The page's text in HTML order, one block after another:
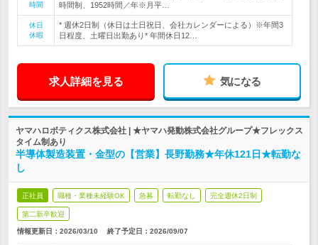
時間
時間制、1952時間／年※月平…
休日
休暇
* 週休2日制（休日は土日祝日、会社カレンダーによる）※年間3
日程度、土曜日出勤あり* 年間休日12…
求人詳細を見る 気になる
ヤマハロボティクス株式会社 | ★ヤマハ発動株式会社グループ★フレックス
タイム制あり
半導体製造装置・金型の【営業】長野勤務★年休121日★転勤な
し
正社員 職種・業種未経験OK 急募 転勤なし 完全週休2日制
第二新卒歓迎
情報更新日：2026/03/10 終了予定日： 2026/09/07